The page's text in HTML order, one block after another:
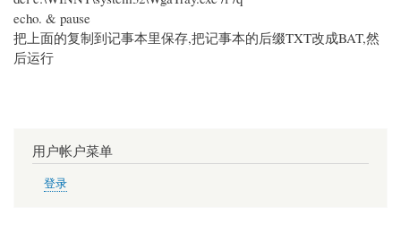
echo. & pause
把上面的复制到记事本里保存,把记事本的后缀TXT改成BAT,然
后运行
用户帐户菜单
登录